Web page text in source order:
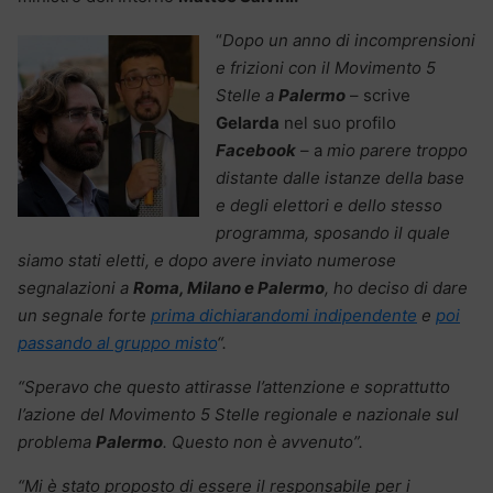
“Dopo un anno di incomprensioni
e frizioni con il Movimento 5
Stelle a Palermo – scrive
Gelarda nel suo profilo
Facebook – a mio parere troppo
distante dalle istanze della base
e degli elettori e dello stesso
programma, sposando il quale
siamo stati eletti, e dopo avere inviato numerose
segnalazioni a Roma, Milano e Palermo, ho deciso di dare
un segnale forte prima dichiarandomi indipendente e poi
passando al gruppo misto“.
“Speravo che questo attirasse l’attenzione e soprattutto
l’azione del Movimento 5 Stelle regionale e nazionale sul
problema Palermo. Questo non è avvenuto”.
“Mi è stato proposto di essere il responsabile per i